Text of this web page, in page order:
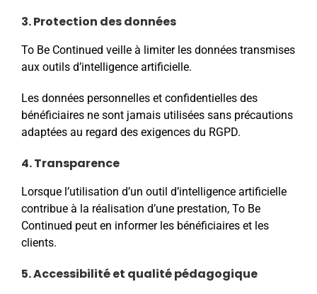
3. Protection des données
To Be Continued veille à limiter les données transmises
aux outils d’intelligence artificielle.
Les données personnelles et confidentielles des
bénéficiaires ne sont jamais utilisées sans précautions
adaptées au regard des exigences du RGPD.
4. Transparence
Lorsque l’utilisation d’un outil d’intelligence artificielle
contribue à la réalisation d’une prestation, To Be
Continued peut en informer les bénéficiaires et les
clients.
5. Accessibilité et qualité pédagogique